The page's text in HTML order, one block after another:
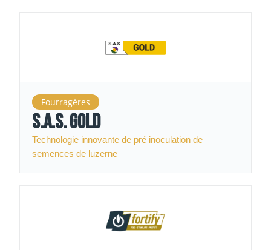
Fourragères
S.A.S. Gold
Technologie innovante de pré inoculation de
semences de luzerne